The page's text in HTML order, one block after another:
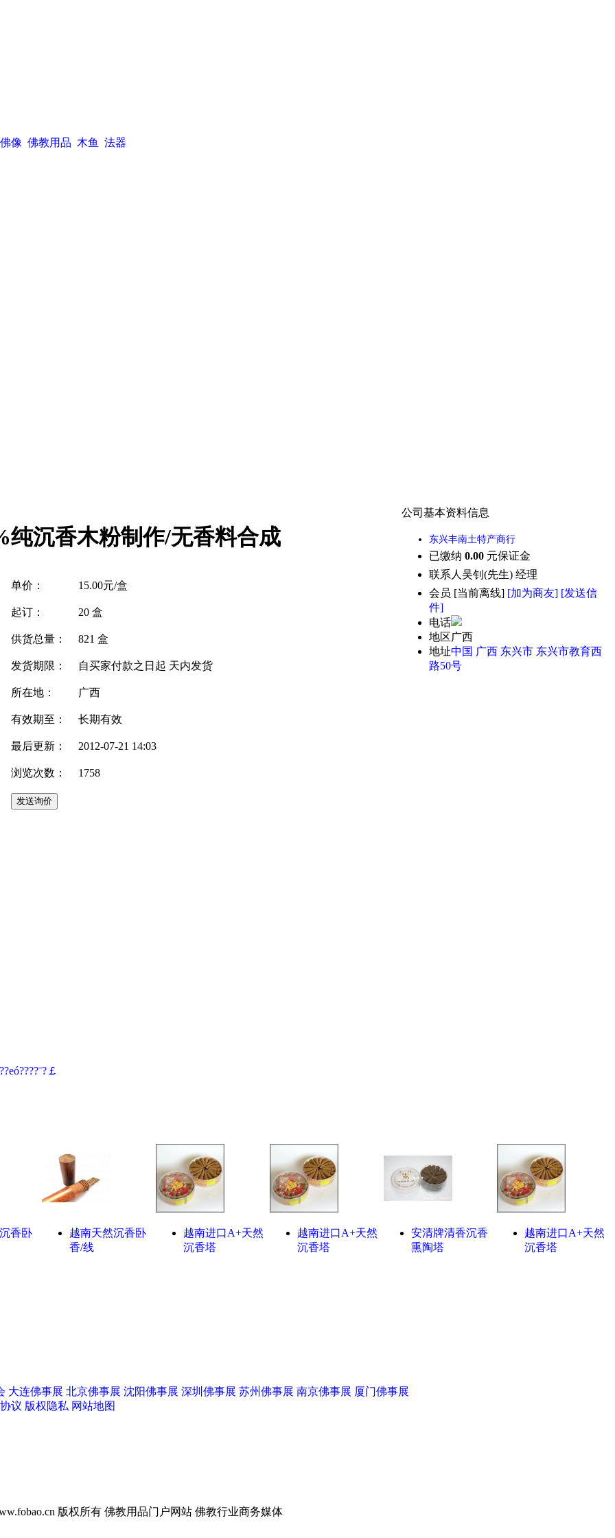
佛像 佛教用品 木鱼 法器
纯沉香木粉制作/无香料合成
单价： 15.00元/盒
起订： 20 盒
供货总量： 821 盒
发货期限： 自买家付款之日起 天内发货
所在地： 广西
有效期至： 长期有效
最后更新： 2012-07-21 14:03
浏览次数： 1758
公司基本资料信息
东兴丰南土特产商行
已缴纳 0.00 元保证金
联系人 吴钊(先生) 经理
会员 [当前离线] [加为商友] [发送信
件]
电话
地区广西
地址中国 广西 东兴市 东兴市教育西
路50号
￡
香卧
越南天然沉香卧
香/线
越南进口A+天然
沉香塔
越南进口A+天然
沉香塔
安清牌清香沉香
熏陶塔
越南进口A+天然
沉香塔
大连佛事展 北京佛事展 沈阳佛事展 深圳佛事展 苏州佛事展 南京佛事展 厦门佛事展
议 版权隐私 网站地图
版权所有 佛教用品门户网站 佛教行业商务媒体